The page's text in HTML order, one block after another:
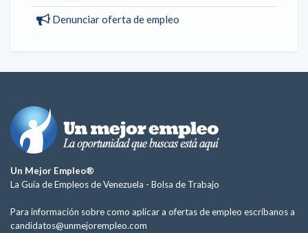
Denunciar oferta de empleo
Un Mejor Empleo®
La Guía de Empleos de Venezuela - Bolsa de Trabajo
Para información sobre como aplicar a ofertas de empleo escríbanos a
candidatos@unmejorempleo.com